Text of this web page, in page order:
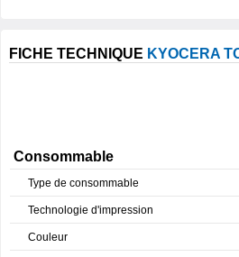
FICHE TECHNIQUE KYOCERA
Consommable
Type de consommable
Technologie d'impression
Couleur